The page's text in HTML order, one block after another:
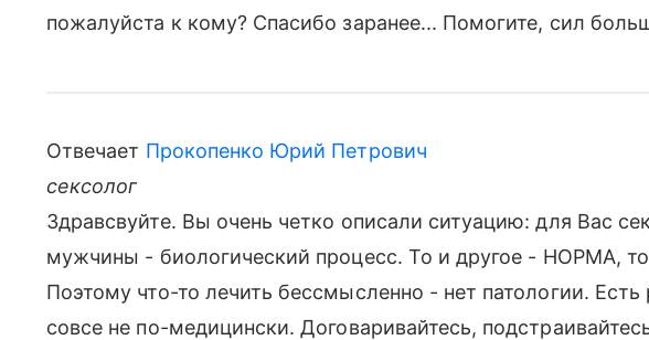
пожалуйста к кому? Спасибо заранее... Помогите, сил
Отвечает Прокопенко Юрий Петрович
сексолог
Здравсвуйте. Вы очень четко описали ситуацию: для Вас
мужчины - биологический процесс. То и другое - НОРМА,
Поэтому что-то лечить бессмысленно - нет патологии.
совсе не по-медицински. Договаривайтесь,